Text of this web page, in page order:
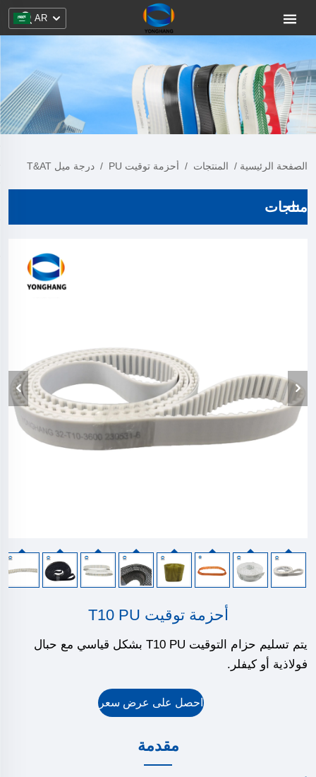
AR
الصفحة الرئيسية / المنتجات / أحزمة توقيت PU / درجة ميل T&AT
منتجات
أحزمة توقيت T10 PU
يتم تسليم حزام التوقيت T10 PU بشكل قياسي مع حبال
فولاذية أو كيفلر.
احصل على عرض سعر
مقدمة